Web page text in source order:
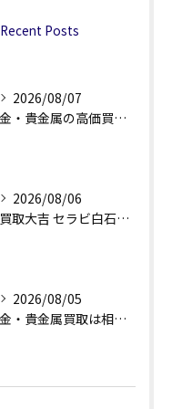
Recent Posts
2026/08/07
金・貴金属の高価買取へ、相場差と手数料を見る
2026/08/06
買取大吉 セラビ白石店の金・貴金属買取で迷わない強み
2026/08/05
金・貴金属買取は相場急落日こそ査定のポイントを押さえる